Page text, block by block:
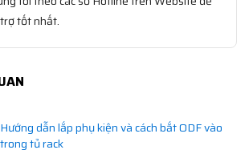
tốt nhất.
Hướng dẫn lắp phụ kiện và cách bắt ODF vào
trong tủ rack